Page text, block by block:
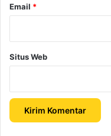
Email *
Situs Web